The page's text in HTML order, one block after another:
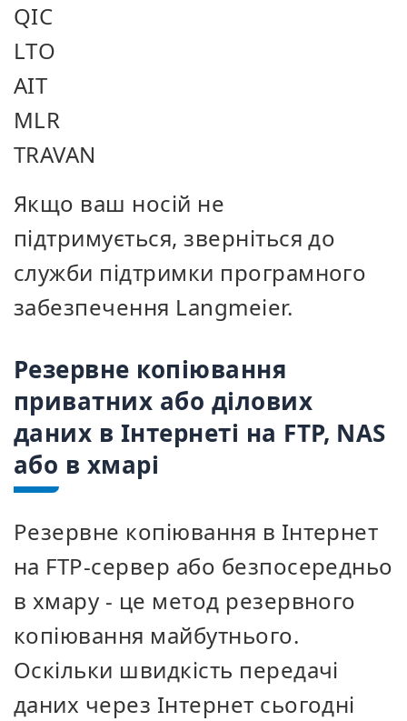
QIC
LTO
AIT
MLR
TRAVAN
Якщо ваш носій не
підтримується, зверніться до
служби підтримки програмного
забезпечення Langmeier.
Резервне копіювання
приватних або ділових
даних в Інтернеті на FTP, NAS
або в хмарі
Резервне копіювання в Інтернет
на FTP-сервер або безпосередньо
в хмару - це метод резервного
копіювання майбутнього.
Оскільки швидкість передачі
даних через Інтернет сьогодні